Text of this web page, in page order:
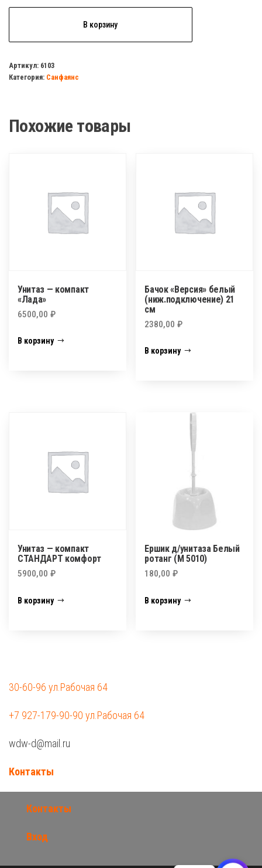
-
компакт
В корзину
Артикул: 6103
Категория: Санфаянс
Похожие товары
Унитаз — компакт
«Лада»
6500,00 ₽
В корзину
Бачок «Версия» белый
(ниж.подключение) 21
см
2380,00₽
В корзину
Унитаз — компакт
СТАНДАРТ комфорт
5900,00 ₽
В корзину
Ершик д/унитаза Белый
ротанг (М 5010)
180,00₽
В корзину
30-60-96 ул.Рабочая 64
+7 927-179-90-90 ул.Рабочая 64
wdw-d@mail.ru
Контакты
Контакты
Вход